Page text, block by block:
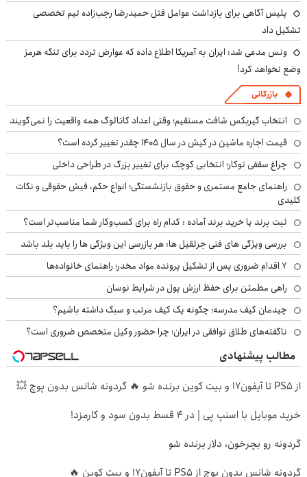
پلیس آگاهی برای بازداشت عوامل قتل حمیدرضا رجب‌زاده تیم تخصصی
تشکیل داد
ونس مدعی شد: ایران به آمریکا اطلاع داده که عوارض تردد برای تنگه هرمز
وضع نخواهد کرد!
بازرگانی
انتخاب گیربکس شافت مستقیم؛ وقتی اعداد کاتالوگ همه واقعیت را نمی‌گویند
قیمت اجاره ماشین در کیش در سال ۱۴۰۵ چقدر تغییر کرده است؟
چراغ سقفی توکار؛ انتخابی کوچک برای تغییر بزرگ در طراحی داخلی
راهنمای جامع مستمری و حقوق بازنشستگی؛ انواع حکم، فیش حقوقی و نکات
کلیدی
ثبت برند یا خرید برند آماده : کدام راه برای کسب‌وکار شما مناسب‌تر است؟
بررسی ویژگی های فنی جرثقیل ها: هر بازرسی این ویژگی ها را باید بلد باشد
۷ اقدام ضروری پس از تشکیل پرونده مواد مخدر؛ راهنمای خانواده‌ها
راهی مطمئن برای حفظ ارزش پول در شرایط نوسان
چیدمان کیف مدرسه؛ چگونه یک کیف مرتب و سبک داشته باشیم؟
ناگفته‌های طلاق توافقی در ایران؛ چرا حضور وکیل متخصص ضروری است؟
مطالب پیشنهادی
از PS5 تا آیفون17 و بیت کوین برنده شو 🔥 گردونه شانس بدون پوچ 💥
خرید موبایل با اسنپ پی | در ۴ قسط بدون سود و کارمزد!
گردونه رو بچرخون، دلار برنده شو
گردونه شانس بدون پوچ از PS5 تا آیفون17 و بیت کوین 🔥